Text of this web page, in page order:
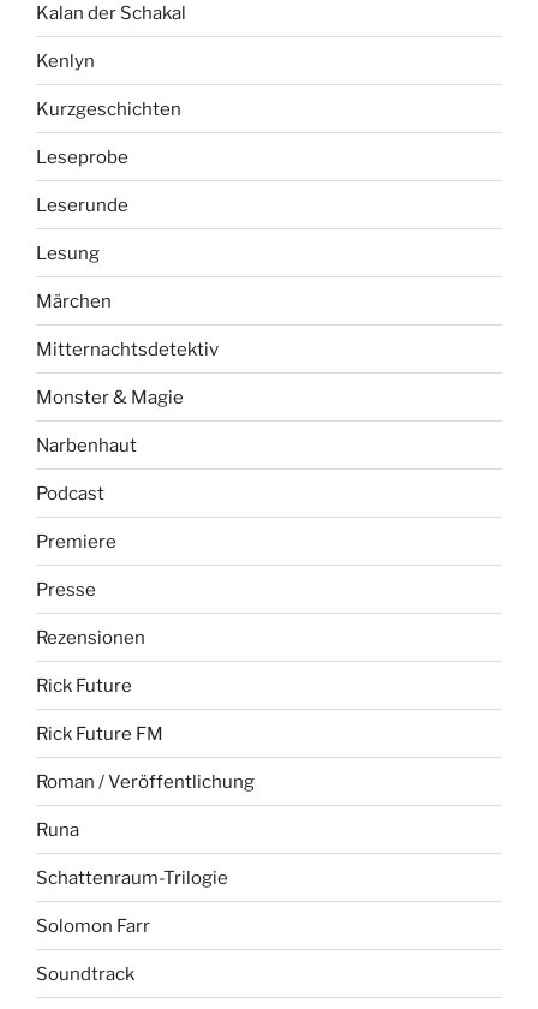
Kalan der Schakal
Kenlyn
Kurzgeschichten
Leseprobe
Leserunde
Lesung
Märchen
Mitternachtsdetektiv
Monster & Magie
Narbenhaut
Podcast
Premiere
Presse
Rezensionen
Rick Future
Rick Future FM
Roman / Veröffentlichung
Runa
Schattenraum-Trilogie
Solomon Farr
Soundtrack